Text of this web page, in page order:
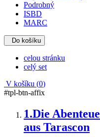
Podrobný
ISBD
MARC
Do košíku
celou stránku
celý set
V košíku (0)
#tpl-btn-affix
1.Die
aus Tarascon